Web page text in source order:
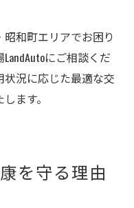
和町エリアでお困り
にご相談くだ
況に応じた最適な交
ます。
を守る理由